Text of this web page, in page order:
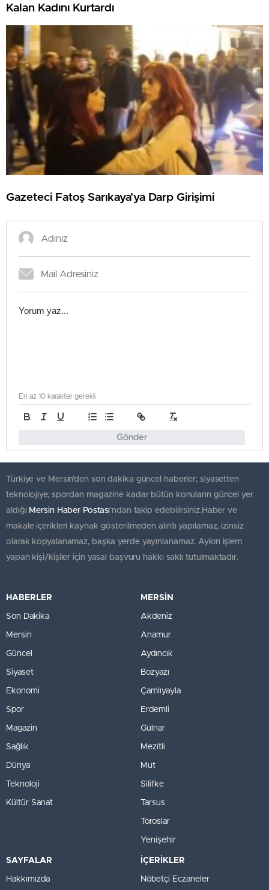
Kalan Kadını Kurtardı
Gazeteci Fatoş Sarıkaya’ya Darp Girişimi
Gönder
En az 10 karakter gerekli
Türkiye ve Mersin’den son dakika güncel haberler; siyasetten
teknolojiye, spordan magazine kadar bütün konuların güncel yer
aldığı Mersin Haber Postası'ndan takip edebilirsiniz.Haber ve
makale içerikleri kaynak gösterilmeden alıntı yapılamaz, izinsiz
olarak kopyalanamaz, başka yerde yayınlanamaz. Aykırı işlem
yapan kişi/kişiler için yasal başvuru hakkı saklı tutulmaktadır.
HABERLER
Son Dakika
Mersin
Güncel
Siyaset
Ekonomi
Spor
Magazin
Sağlık
Dünya
Teknoloji
Kültür Sanat
MERSİN
Akdeniz
Anamur
Aydıncık
Bozyazı
Çamlıyayla
Erdemli
Gülnar
Mezitli
Mut
Silifke
Tarsus
Toroslar
Yenişehir
SAYFALAR
Hakkımızda
İÇERİKLER
Nöbetçi Eczaneler